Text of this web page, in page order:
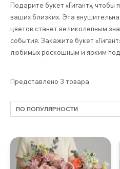
Подарите букет «Гигант», чтобы
ваших близких. Эта
цветов станет великолепным
события. Закажите букет
любимых роскошным и ярким
Представлено 3 товара